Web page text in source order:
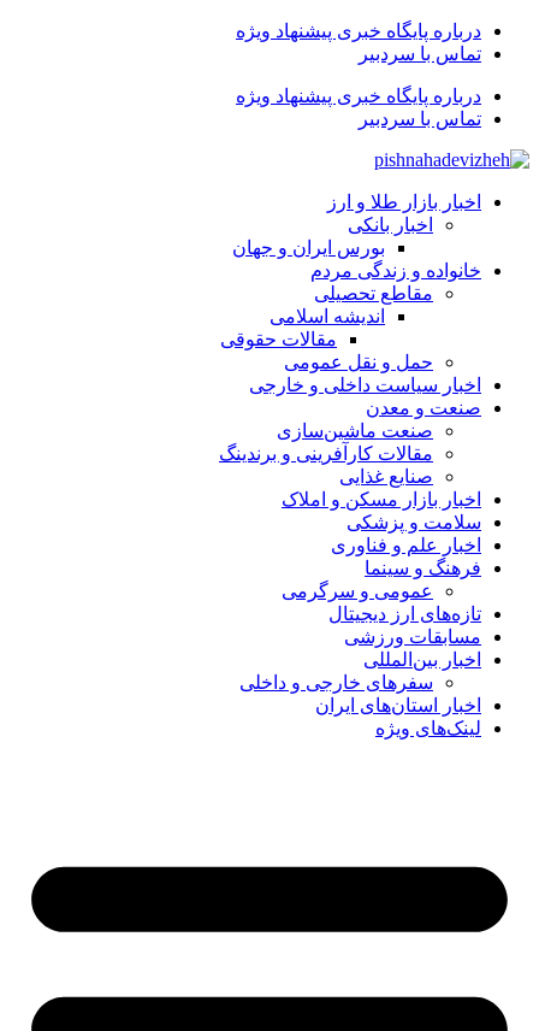
درباره پایگاه خبری پیشنهاد ویژه
تماس با سردبیر
درباره پایگاه خبری پیشنهاد ویژه
تماس با سردبیر
اخبار بازار طلا و ارز
اخبار بانکی
بورس ایران و جهان
خانواده و زندگی مردم
مقاطع تحصیلی
اندیشه اسلامی
مقالات حقوقی
حمل و نقل عمومی
اخبار سیاست داخلی و خارجی
صنعت و معدن
صنعت ماشین‌سازی
مقالات کارآفرینی و برندینگ
صنایع غذایی
اخبار بازار مسکن و املاک
سلامت و پزشکی
اخبار علم و فناوری
فرهنگ و سینما
عمومی و سرگرمی
تازه‌های ارز دیجیتال
مسابقات ورزشی
اخبار بین‌المللی
سفرهای خارجی و داخلی
اخبار استان‌های ایران
لینک‌های ویژه